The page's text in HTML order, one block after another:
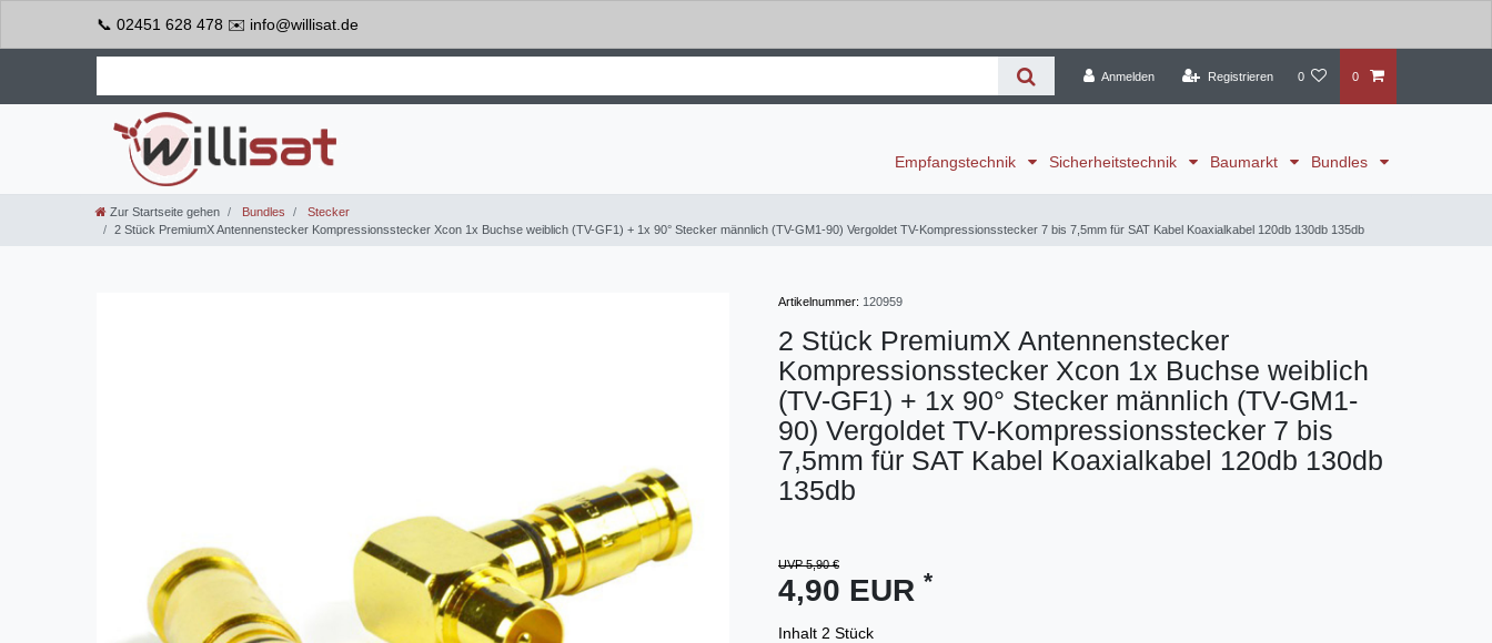
📞 02451 628 478 ✉️ info@willisat.de
Anmelden Registrieren 0 0
Empfangstechnik Sicherheitstechnik Baumarkt Bundles
Zur Startseite gehen Bundles
Stecker
2 Stück PremiumX Antennenstecker Kompressionsstecker Xcon 1x Buchse weiblich (TV-GF1) + 1x 90° Stecker männlich (TV-GM1-90) Vergoldet TV-Kompressionsstecker 7 bis 7,5mm für SAT Kabel Koaxialkabel 120db 130db 135db
Artikelnummer: 120959
2 Stück PremiumX Antennenstecker
Kompressionsstecker Xcon 1x Buchse weiblich
(TV-GF1) + 1x 90° Stecker männlich (TV-GM1-
90) Vergoldet TV-Kompressionsstecker 7 bis
7,5mm für SAT Kabel Koaxialkabel 120db 130db
135db
UVP 5,90 €
4,90 EUR *
Inhalt 2 Stück